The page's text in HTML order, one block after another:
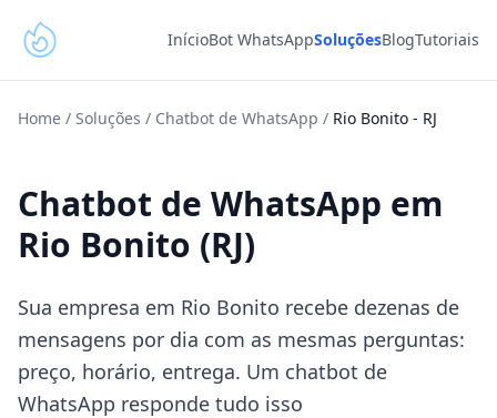
InícioBot WhatsAppSoluçõesBlogTutoriais
Home / Soluções / Chatbot de WhatsApp / Rio Bonito - RJ
Chatbot de WhatsApp em
Rio Bonito (RJ)
Sua empresa em Rio Bonito recebe dezenas de
mensagens por dia com as mesmas perguntas:
preço, horário, entrega. Um chatbot de
WhatsApp responde tudo isso